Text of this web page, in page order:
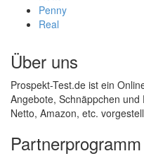
Penny
Real
Über uns
Prospekt-Test.de ist ein
Angebote, Schnäppchen
Netto, Amazon, etc.
Partnerprogramm